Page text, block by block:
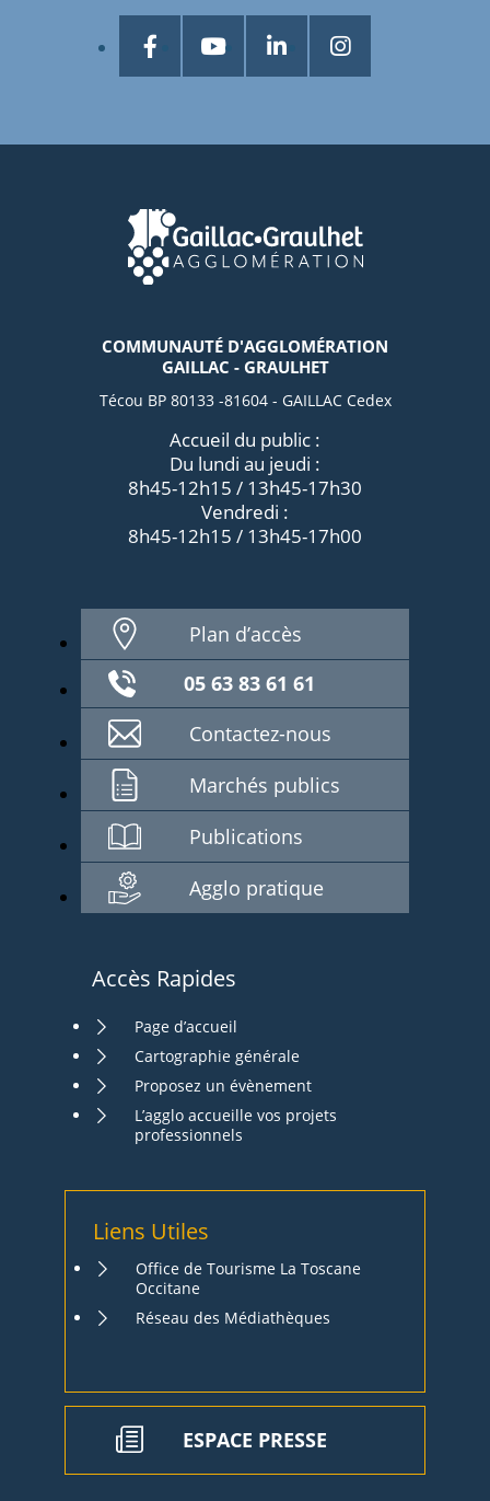
COMMUNAUTÉ D'AGGLOMÉRATION
GAILLAC - GRAULHET
Técou BP 80133 -81604 - GAILLAC Cedex
Accueil du public :
Du lundi au jeudi :
8h45-12h15 / 13h45-17h30
Vendredi :
8h45-12h15 / 13h45-17h00
Plan d’accès
05 63 83 61 61
Contactez-nous
Marchés publics
Publications
Agglo pratique
Accès Rapides
Page d’accueil
Cartographie générale
Proposez un évènement
L’agglo accueille vos projets
professionnels
Liens Utiles
Office de Tourisme La Toscane
Occitane
Réseau des Médiathèques
ESPACE PRESSE